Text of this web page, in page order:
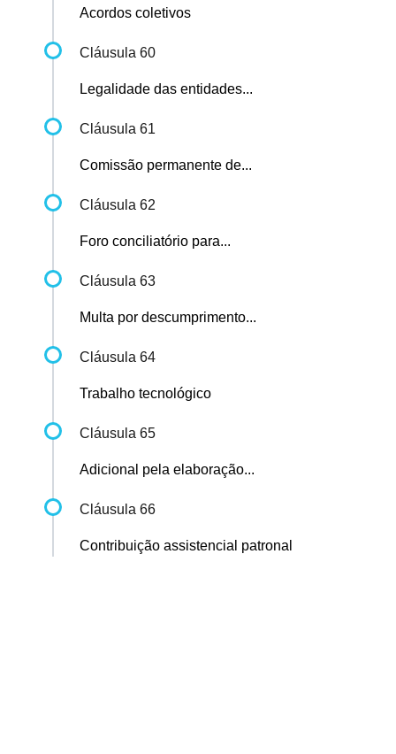
Acordos coletivos
Cláusula 60
Legalidade das entidades...
Cláusula 61
Comissão permanente de...
Cláusula 62
Foro conciliatório para...
Cláusula 63
Multa por descumprimento...
Cláusula 64
Trabalho tecnológico
Cláusula 65
Adicional pela elaboração...
Cláusula 66
Contribuição assistencial patronal